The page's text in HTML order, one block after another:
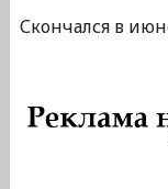
Скончался в